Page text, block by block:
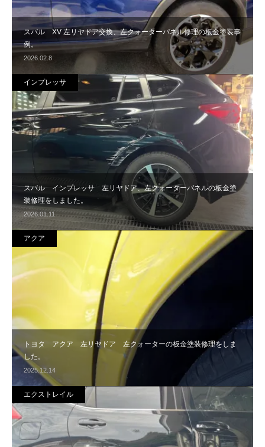
スバル XV 左リヤドア交換、左クォーターパネル修理の板金塗装事
例。
2026.02.8
スバル インプレッサ 左リヤドア、左クォーターパネルの板金塗
装修理をしました。
2026.01.11
インプレッサ
トヨタ アクア 左リヤドア 左クォーターの板金塗装修理をしま
した。
2025.12.14
アクア
エクストレイル